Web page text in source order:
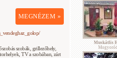
MEGNÉZEM »
szobák, grillezőhely,
TV a szobában, zárt
Muskátlis
Mogyoród